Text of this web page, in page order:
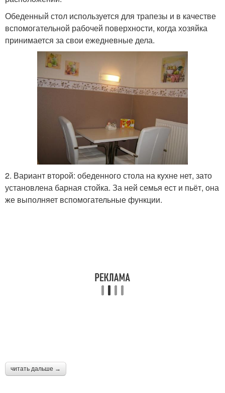
Обеденный стол используется для трапезы и в качестве
вспомогательной рабочей поверхности, когда хозяйка
принимается за свои ежедневные дела.
2. Вариант второй: обеденного стола на кухне нет, зато
установлена барная стойка. За ней семья ест и пьёт, она
же выполняет вспомогательные функции.
читать дальше →